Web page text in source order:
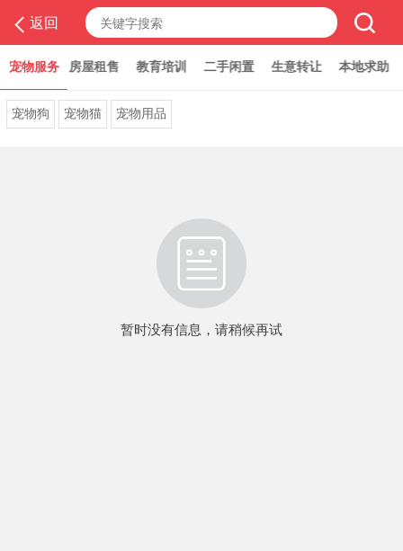
返回
宠物服务
职 房屋租售 教育培训 二手闲置 生意转让 本地求助 生
宠物狗 宠物猫 宠物用品
暂时没有信息，请稍候再试